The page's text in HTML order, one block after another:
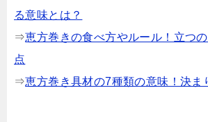
る意味とは？
⇒恵方巻きの食べ方やルール！立つ
点
⇒恵方巻き具材の7種類の意味！決ま